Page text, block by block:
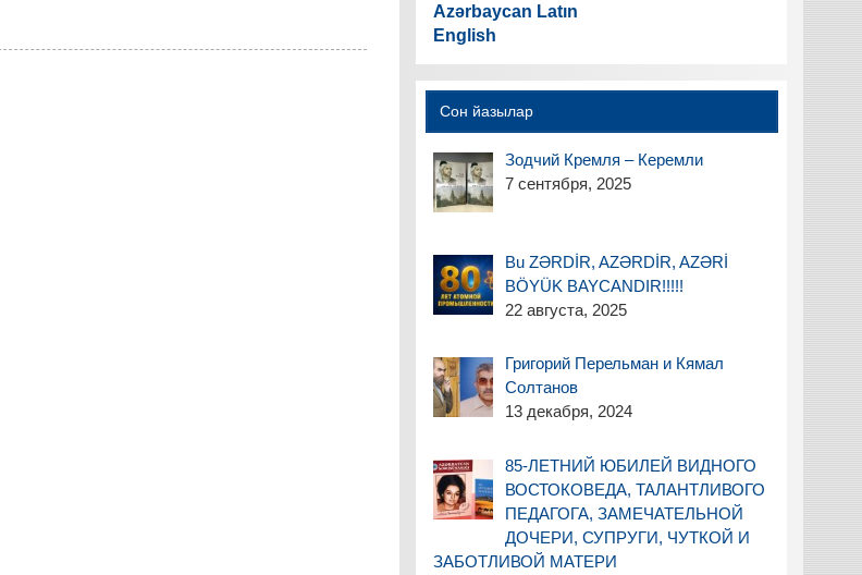
Azərbaycan Latın
English
Сон йазылар
Зодчий Кремля – Керемли
7 сентября, 2025
Bu ZƏRDİR, AZƏRDİR, AZƏRİ
BÖYÜK BAYCANDIR!!!!!
22 августа, 2025
Григорий Перельман и Кямал
Солтанов
13 декабря, 2024
85-ЛЕТНИЙ ЮБИЛЕЙ ВИДНОГО
ВОСТОКОВЕДА, ТАЛАНТЛИВОГО
ПЕДАГОГА, ЗАМЕЧАТЕЛЬНОЙ
ДОЧЕРИ, СУПРУГИ, ЧУТКОЙ И
ЗАБОТЛИВОЙ МАТЕРИ